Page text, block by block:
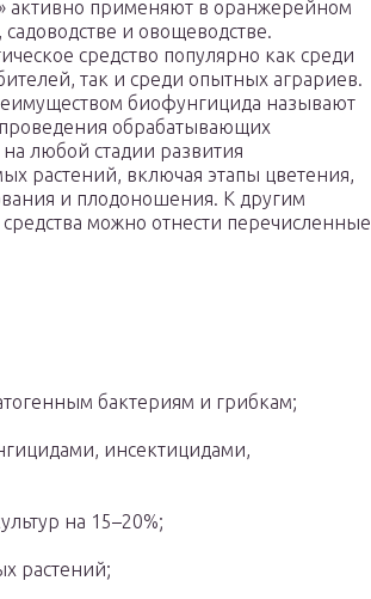
активно применяют в оранжерейном
садоводстве и овощеводстве.
средство популярно как среди
так и среди опытных аграриев.
биофунгицида называют
обрабатывающих
любой стадии развития
растений, включая этапы цветения,
и плодоношения. К другим
средства можно отнести перечисленные
бактериям и грибкам;
инсектицидами,
на 15–20%;
растений;